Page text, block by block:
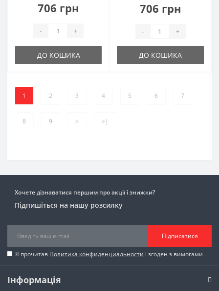
706 грн
- +
ДО КОШИКА
706 грн
- +
ДО КОШИКА
1 2 3 4 5 6 7
8 9 > >|
Хочете дізнаватися першим про акції і знижки?
Підпишіться на нашу розсилку
Підписатися
Я прочитав Политика конфиденциальности і згоден з вимогами
Інформація